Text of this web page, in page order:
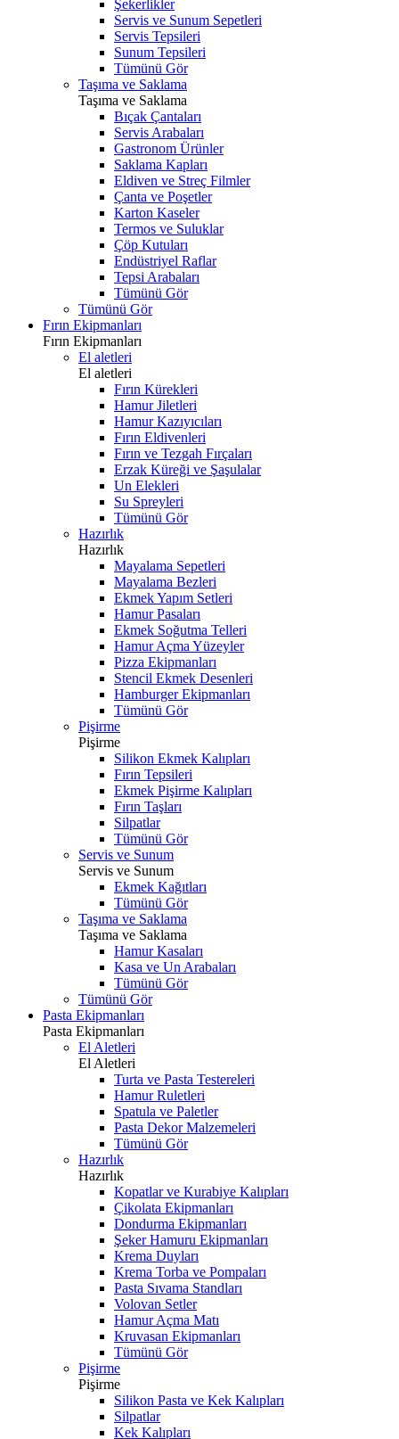
Şekerlikler
Servis ve Sunum Sepetleri
Servis Tepsileri
Sunum Tepsileri
Tümünü Gör
Taşıma ve Saklama
Taşıma ve Saklama
Bıçak Çantaları
Servis Arabaları
Gastronom Ürünler
Saklama Kapları
Eldiven ve Streç Filmler
Çanta ve Poşetler
Karton Kaseler
Termos ve Suluklar
Çöp Kutuları
Endüstriyel Raflar
Tepsi Arabaları
Tümünü Gör
Tümünü Gör
Fırın Ekipmanları
Fırın Ekipmanları
El aletleri
El aletleri
Fırın Kürekleri
Hamur Jiletleri
Hamur Kazıyıcıları
Fırın Eldivenleri
Fırın ve Tezgah Fırçaları
Erzak Küreği ve Şaşulalar
Un Elekleri
Su Spreyleri
Tümünü Gör
Hazırlık
Hazırlık
Mayalama Sepetleri
Mayalama Bezleri
Ekmek Yapım Setleri
Hamur Pasaları
Ekmek Soğutma Telleri
Hamur Açma Yüzeyler
Pizza Ekipmanları
Stencil Ekmek Desenleri
Hamburger Ekipmanları
Tümünü Gör
Pişirme
Pişirme
Silikon Ekmek Kalıpları
Fırın Tepsileri
Ekmek Pişirme Kalıpları
Fırın Taşları
Silpatlar
Tümünü Gör
Servis ve Sunum
Servis ve Sunum
Ekmek Kağıtları
Tümünü Gör
Taşıma ve Saklama
Taşıma ve Saklama
Hamur Kasaları
Kasa ve Un Arabaları
Tümünü Gör
Tümünü Gör
Pasta Ekipmanları
Pasta Ekipmanları
El Aletleri
El Aletleri
Turta ve Pasta Testereleri
Hamur Ruletleri
Spatula ve Paletler
Pasta Dekor Malzemeleri
Tümünü Gör
Hazırlık
Hazırlık
Kopatlar ve Kurabiye Kalıpları
Çikolata Ekipmanları
Dondurma Ekipmanları
Şeker Hamuru Ekipmanları
Krema Duyları
Krema Torba ve Pompaları
Pasta Sıvama Standları
Volovan Setler
Hamur Açma Matı
Kruvasan Ekipmanları
Tümünü Gör
Pişirme
Pişirme
Silikon Pasta ve Kek Kalıpları
Silpatlar
Kek Kalıpları